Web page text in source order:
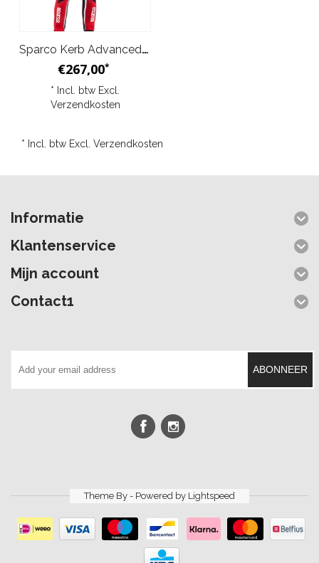
Sparco Kerb Advanced Overall Rood Zwart Junior
€267,00*
* Incl. btw Excl.
Verzendkosten
* Incl. btw Excl. Verzendkosten
Informatie
Klantenservice
Mijn account
Contact1
ABONNEER
Theme By - Powered by Lightspeed